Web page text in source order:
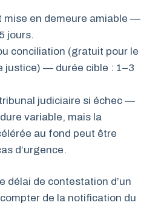
mise en demeure amiable —
jours.
conciliation (gratuit pour le
justice) — durée cible : 1–3
judiciaire si échec —
variable, mais la
au fond peut être
d’urgence.
délai de contestation d’un
de la notification du